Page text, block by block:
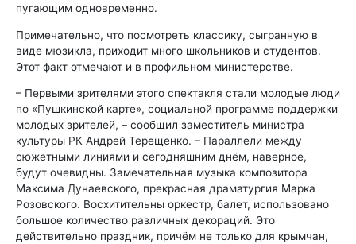
пугающим одновременно.
Примечательно, что посмотреть классику, сыгранную в
виде мюзикла, приходит много школьников и студентов.
Этот факт отмечают и в профильном министерстве.
– Первыми зрителями этого спектакля стали молодые люди
по «Пушкинской карте», социальной программе поддержки
молодых зрителей, – сообщил заместитель министра
культуры РК Андрей Терещенко. – Параллели между
сюжетными линиями и сегодняшним днём, наверное,
будут очевидны. Замечательная музыка композитора
Максима Дунаевского, прекрасная драматургия Марка
Розовского. Восхитительны оркестр, балет, использовано
большое количество различных декораций. Это
действительно праздник, причём не только для крымчан,